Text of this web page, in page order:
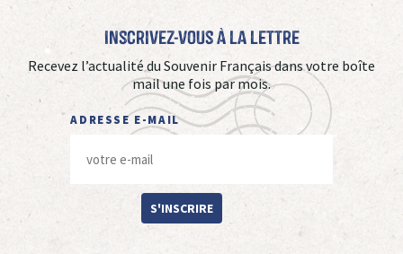
Inscrivez-vous à La Lettre
Recevez l’actualité du Souvenir Français dans votre boîte
mail une fois par mois.
ADRESSE E-MAIL
S'INSCRIRE